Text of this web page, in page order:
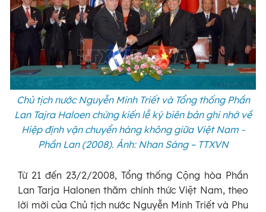
Chủ tịch nước Nguyễn Minh Triết và Tổng thống Phần
Lan Tajra Haloen chứng kiến lễ ký biên bản ghi nhớ về
Hiệp định vận chuyển hàng không giữa Việt Nam -
Phần Lan (2008). Ảnh: Nhan Sáng – TTXVN
Từ 21 đến 23/2/2008, Tổng thống Cộng hòa Phần
Lan Tarja Halonen thăm chính thức Việt Nam, theo
lời mời của Chủ tịch nước Nguyễn Minh Triết và Phu